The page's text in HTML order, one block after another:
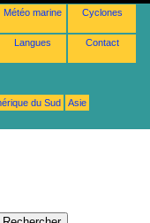
Météo marine Cyclones
Langues Contact
du Sud
Asie